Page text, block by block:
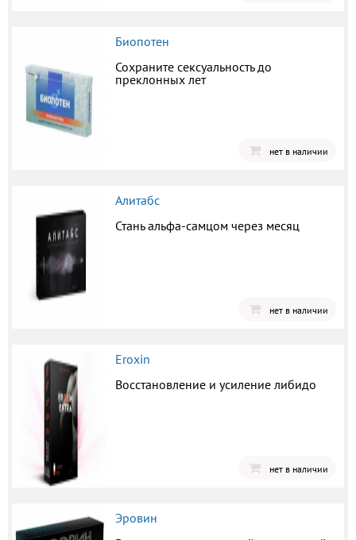
Биопотен
Сохраните сексуальность до
преклонных лет
нет в наличии
Алитабс
Стань альфа-самцом через месяц
нет в наличии
Eroxin
Восстановление и усиление либидо
нет в наличии
Эровин